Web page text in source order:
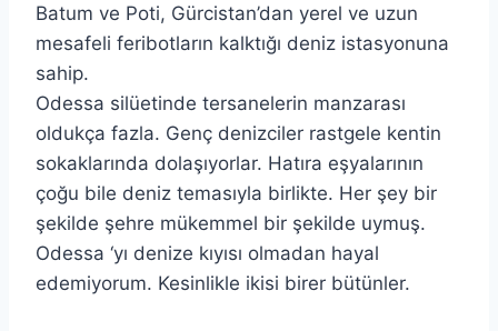
Batum ve Poti, Gürcistan’dan yerel ve uzun
mesafeli feribotların kalktığı deniz istasyonuna
sahip.
Odessa silüetinde tersanelerin manzarası
oldukça fazla. Genç denizciler rastgele kentin
sokaklarında dolaşıyorlar. Hatıra eşyalarının
çoğu bile deniz temasıyla birlikte. Her şey bir
şekilde şehre mükemmel bir şekilde uymuş.
Odessa ‘yı denize kıyısı olmadan hayal
edemiyorum. Kesinlikle ikisi birer bütünler.